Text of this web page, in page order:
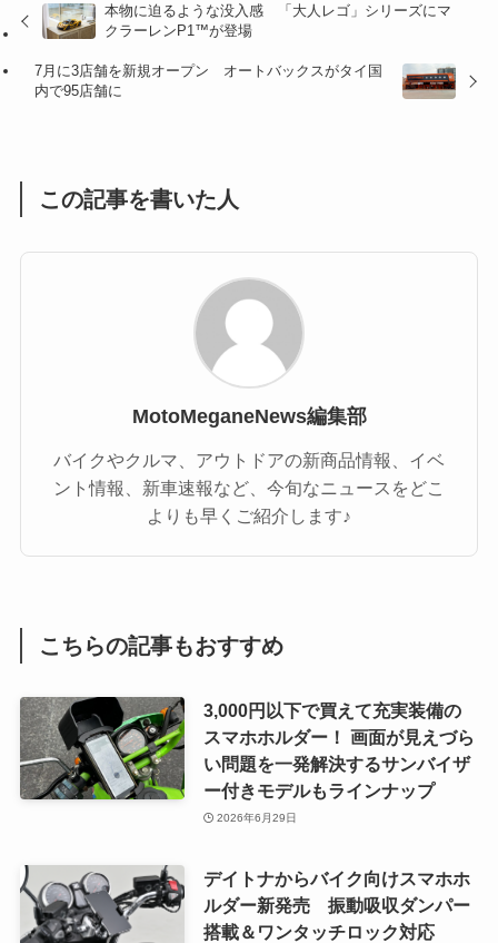
(47)
(16)
(1)
本物に迫るような没入感 「大人レゴ」シリーズにマ
クラーレンP1™が登場
7月に3店舗を新規オープン オートバックスがタイ国
内で95店舗に
この記事を書いた人
MotoMeganeNews編集部
バイクやクルマ、アウトドアの新商品情報、イベ
ント情報、新車速報など、今旬なニュースをどこ
よりも早くご紹介します♪
こちらの記事もおすすめ
3,000円以下で買えて充実装備の
スマホホルダー！ 画面が見えづら
い問題を一発解決するサンバイザ
ー付きモデルもラインナップ
2026年6月29日
デイトナからバイク向けスマホホ
ルダー新発売 振動吸収ダンパー
搭載＆ワンタッチロック対応